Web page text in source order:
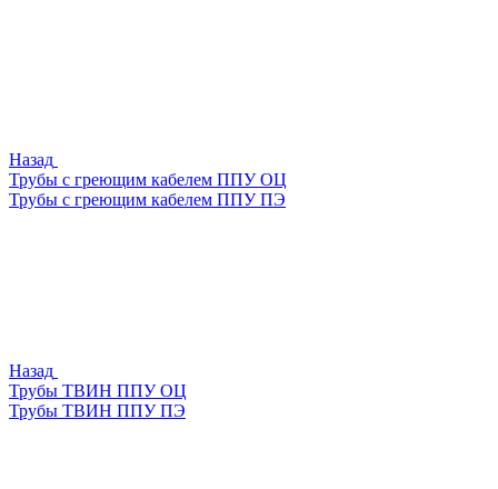
Назад
Трубы с греющим кабелем ППУ ОЦ
Трубы с греющим кабелем ППУ ПЭ
Назад
Трубы ТВИН ППУ ОЦ
Трубы ТВИН ППУ ПЭ